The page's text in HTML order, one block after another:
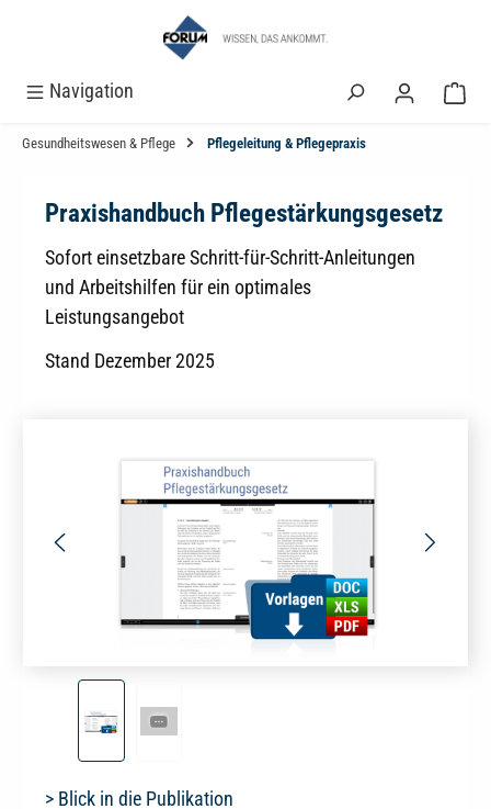
Navigation
Gesundheitswesen & Pflege Pflegeleitung & Pflegepraxis
Praxishandbuch Pflegestärkungsgesetz
Sofort einsetzbare Schritt-für-Schritt-Anleitungen
und Arbeitshilfen für ein optimales
Leistungsangebot
Stand Dezember 2025
> Blick in die Publikation